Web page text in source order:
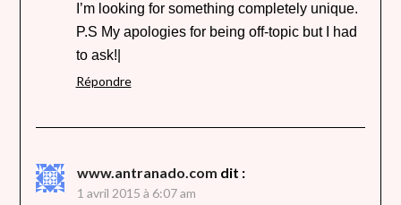
I’m looking for something completely unique.
P.S My apologies for being off-topic but I had
to ask!|
Répondre
www.antranado.com dit :
1 avril 2015 à 6:07 am